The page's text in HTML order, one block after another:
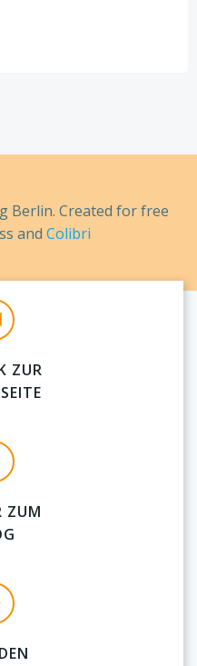
Berlin. Created for free
and Colibri
ZUR
ZUM